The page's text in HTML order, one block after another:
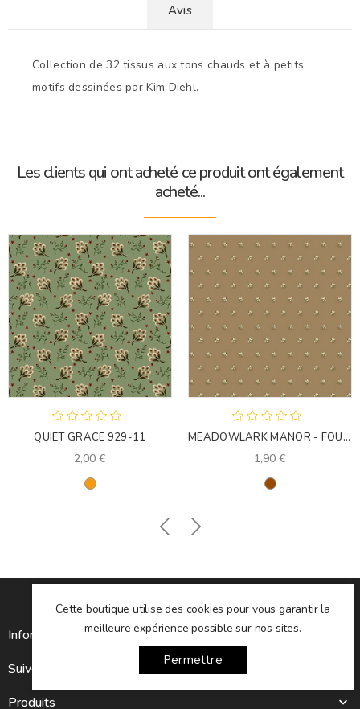
Avis
Collection de 32 tissus aux tons chauds et à petits
motifs dessinées par Kim Diehl.
Les clients qui ont acheté ce produit ont également
acheté...
QUIET GRACE 929-11
2,00 €
Orange
MEADOWLARK MANOR - FOULARD BROWN
1,90 €
Marron
Informations sur le magasin
Suivez-nous
Produits 
Cette boutique utilise des cookies pour vous garantir la
meilleure expérience possible sur nos sites.
Permettre